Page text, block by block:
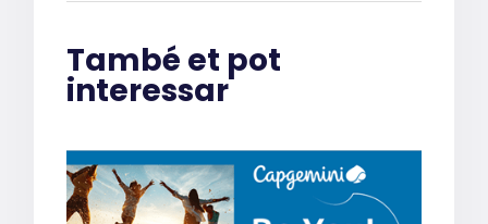
També et pot
interessar